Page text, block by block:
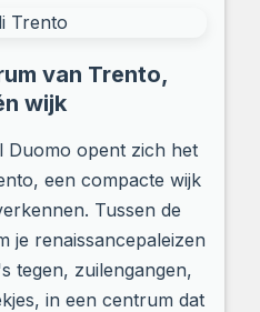
van Trento,
wijk
Duomo opent zich het
een compacte wijk
Tussen de
je renaissancepaleizen
tegen, zuilengangen,
in een centrum dat